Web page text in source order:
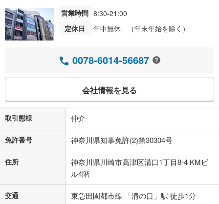
営業時間 8:30-21:00
定休日
年中無休 （年末年始を除く）
0078-6014-56687
会社情報を見る
取引態様 仲介
免許番号 神奈川県知事免許(2)第30304号
住所
神奈川県川崎市高津区溝口1丁目8-4 KMビ
ル4階
交通 東急田園都市線 「溝の口」駅 徒歩1分